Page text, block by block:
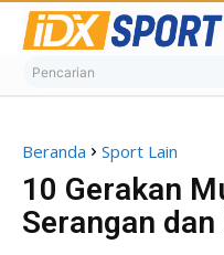
Pencarian
Beranda Sport Lain
10 Gerakan
Serangan